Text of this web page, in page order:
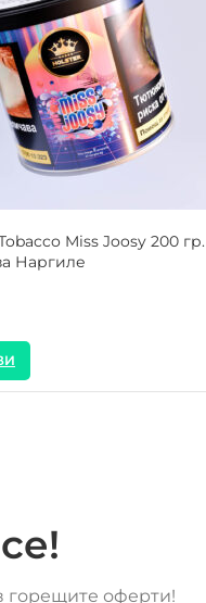
Miss Joosy 200 гр.
Наргиле
горещите оферти!